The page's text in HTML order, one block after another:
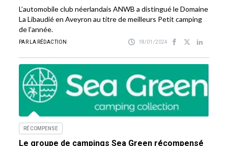
L’automobile club néerlandais ANWB a distingué le Domaine
La Libaudié en Aveyron au titre de meilleurs Petit camping
de l’année.
PAR LA RÉDACTION 18/01/2024
RÉCOMPENSE
Le groupe de campings Sea Green récompensé